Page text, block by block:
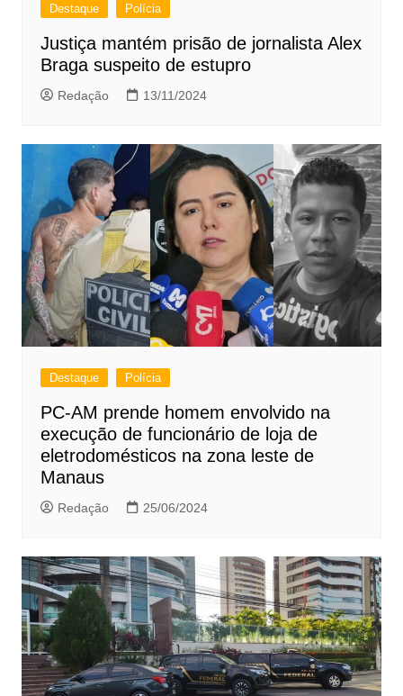
Destaque Polícia
Justiça mantém prisão de jornalista Alex
Braga suspeito de estupro
Redação 13/11/2024
Destaque Polícia
PC-AM prende homem envolvido na
execução de funcionário de loja de
eletrodomésticos na zona leste de
Manaus
Redação 25/06/2024